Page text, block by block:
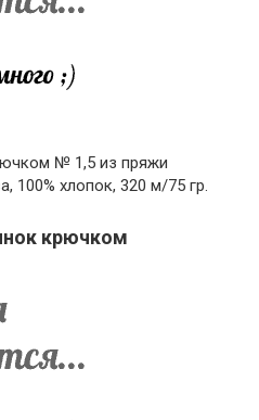
№ 1,5 из пряжи
хлопок, 320 м/75 гр.
крючком